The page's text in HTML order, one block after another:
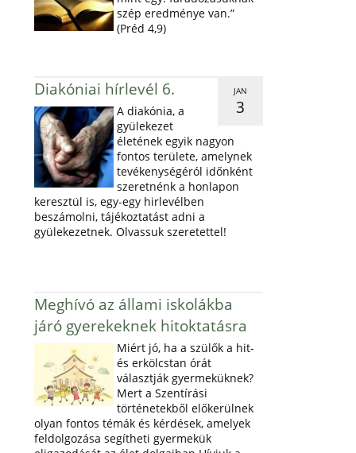
szép eredménye van.”
(Préd 4,9)
JAN
3
Diakóniai hírlevél 6.
A diakónia, a
gyülekezet
életének egyik nagyon
fontos területe, amelynek
tevékenységéról időnként
szeretnénk a honlapon
keresztül is, egy-egy hirlevélben
beszámolni, tájékoztatást adni a
gyülekezetnek. Olvassuk szeretettel!
Meghívó az állami iskolákba
járó gyerekeknek hitoktatásra
Miért jó, ha a szülők a hit-
és erkölcstan órát
választják gyermeküknek?
Mert a Szentírási
történetekből előkerülnek
olyan fontos témák és kérdések, amelyek
feldolgozása segítheti gyermekük